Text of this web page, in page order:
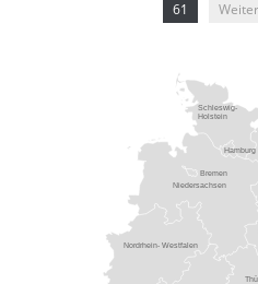
61 Weiter
Niedersachsen
Nordrhein- Westfalen
Schleswig-
Holstein
Bremen
Hamburg